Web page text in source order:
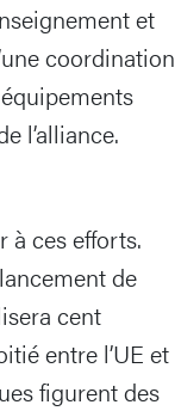
et
coordination
équipements
l’alliance.
à ces efforts.
de
cent
entre l’UE et
figurent des